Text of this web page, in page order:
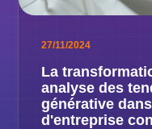
27/11/2024
La
analyse des
générative
d'entreprise